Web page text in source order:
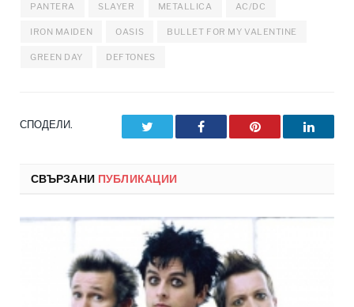
PANTERA SLAYER METALLICA AC/DC
IRON MAIDEN OASIS BULLET FOR MY VALENTINE
GREEN DAY DEFTONES
СПОДЕЛИ. Facebook Pinterest
СВЪРЗАНИ ПУБЛИКАЦИИ